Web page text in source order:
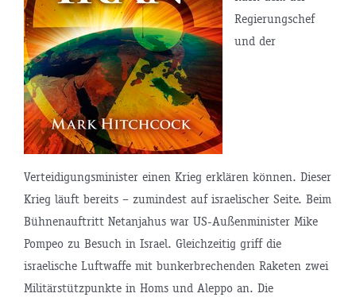
Regierungschef
und der
Verteidigungsminister einen Krieg erklären können. Dieser
Krieg läuft bereits – zumindest auf israelischer Seite. Beim
Bühnenauftritt Netanjahus war US-Außenminister Mike
Pompeo zu Besuch in Israel. Gleichzeitig griff die
israelische Luftwaffe mit bunkerbrechenden Raketen zwei
Militärstützpunkte in Homs und Aleppo an. Die